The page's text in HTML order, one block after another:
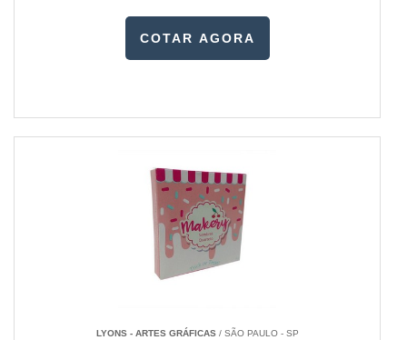
COTAR AGORA
LYONS - ARTES GRÁFICAS/ SÃO PAULO - SP